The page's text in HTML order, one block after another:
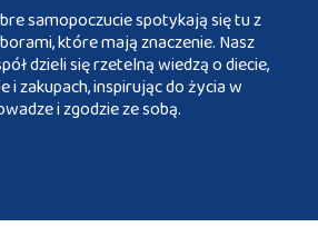
samopoczucie spotykają się tu z
które mają znaczenie. Nasz
dzieli się rzetelną wiedzą o diecie,
i zakupach, inspirując do życia w
i zgodzie ze sobą.